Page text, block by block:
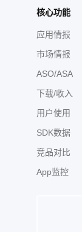
核心功能
应用情报
市场情报
ASO/ASA
下载/收入
用户使用
SDK数据
竞品对比
App监控